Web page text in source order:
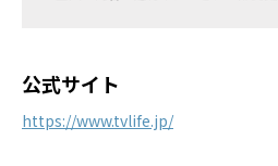
公式サイト
https://www.tvlife.jp/